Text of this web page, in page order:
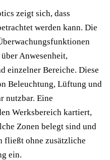
zeigt sich, dass
werden kann. Die
Anwesenheit,
einzelner Bereiche. Diese
Beleuchtung, Lüftung und
nutzbar. Eine
Werksbereich kartiert,
Zonen belegt sind und
fließt ohne zusätzliche
ein.